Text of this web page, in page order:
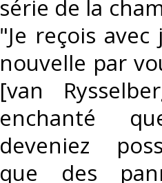
série de la
"Je reçois
nouvelle par
[van
enchanté
deveniez
que des